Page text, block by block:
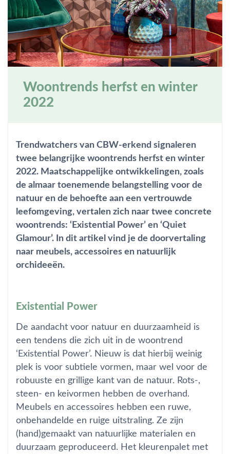
Woontrends herfst en winter
2022
Trendwatchers van CBW-erkend signaleren
twee belangrijke woontrends herfst en winter
2022. Maatschappelijke ontwikkelingen, zoals
de almaar toenemende belangstelling voor de
natuur en de behoefte aan een vertrouwde
leefomgeving, vertalen zich naar twee concrete
woontrends: ‘Existential Power’ en ‘Quiet
Glamour’. In dit artikel vind je de doorvertaling
naar meubels, accessoires en natuurlijk
orchideeën.
Existential Power
De aandacht voor natuur en duurzaamheid is
een tendens die zich uit in de woontrend
‘Existential Power’. Nieuw is dat hierbij weinig
plek is voor subtiele vormen, maar wel voor de
robuuste en grillige kant van de natuur. Rots-,
steen- en keivormen hebben de overhand.
Meubels en accessoires hebben een ruwe,
onbehandelde en ruige uitstraling. Ze zijn
(hand)gemaakt van natuurlijke materialen en
duurzaam geproduceerd. Het kleurenpalet met